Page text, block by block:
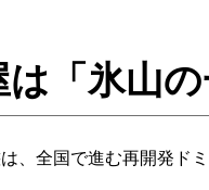
は「氷山
、全国で進む再開発ドミ